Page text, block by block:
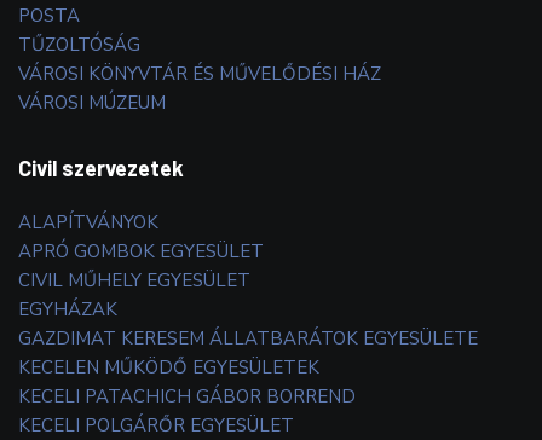
POSTA
TŰZOLTÓSÁG
VÁROSI KÖNYVTÁR ÉS MŰVELŐDÉSI HÁZ
VÁROSI MÚZEUM
Civil szervezetek
ALAPÍTVÁNYOK
APRÓ GOMBOK EGYESÜLET
CIVIL MŰHELY EGYESÜLET
EGYHÁZAK
GAZDIMAT KERESEM ÁLLATBARÁTOK EGYESÜLETE
KECELEN MŰKÖDŐ EGYESÜLETEK
KECELI PATACHICH GÁBOR BORREND
KECELI POLGÁRŐR EGYESÜLET